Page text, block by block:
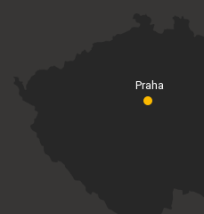
Praha